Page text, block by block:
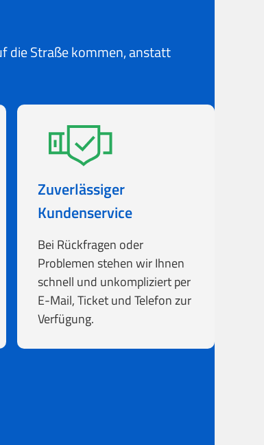
die Straße kommen, anstatt
Zuverlässiger
Kundenservice
Bei Rückfragen oder
Problemen stehen wir Ihnen
schnell und unkompliziert per
E-Mail, Ticket und Telefon zur
Verfügung.